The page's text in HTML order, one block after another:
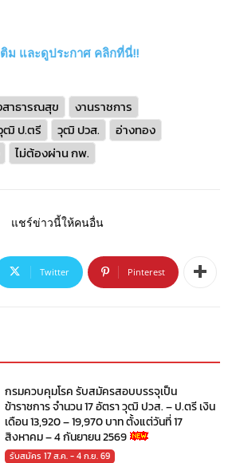
ติม และดูประกาศ คลิกที่นี่!!
สาธารณสุข
งานราชการ
ฒิ ป.ตรี วุฒิ ปวส.
อ่างทอง
ไม่ต้องผ่าน กพ.
แชร์ข่าวนี้ให้คนอื่น
Twitter Pinterest
กรมควบคุมโรค รับสมัครสอบบรรจุเป็น
ข้าราชการ จำนวน 17 อัตรา วุฒิ ปวส. – ป.ตรี เงิน
เดือน 13,920 – 19,970 บาท ตั้งแต่วันที่ 17
สิงหาคม – 4 กันยายน 2569
รับสมัคร 17 ส.ค. - 4 ก.ย. 69